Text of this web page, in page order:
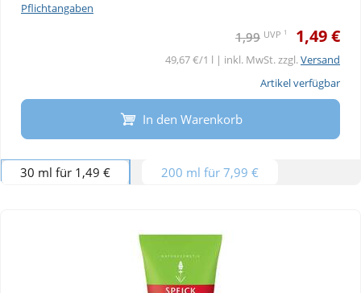
Pflichtangaben
1,99 UVP 1 1,49 €
49,67 €/1 l | inkl. MwSt. zzgl.Versand
Artikel verfügbar
In den Warenkorb
30 ml für 1,49 € 200 ml für 7,99 €